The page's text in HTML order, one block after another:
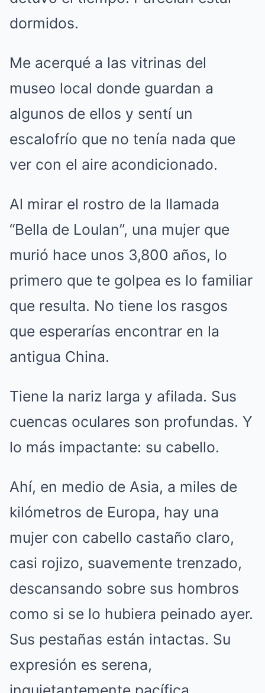
dormidos.
Me acerqué a las vitrinas del
museo local donde guardan a
algunos de ellos y sentí un
escalofrío que no tenía nada que
ver con el aire acondicionado.
Al mirar el rostro de la llamada
“Bella de Loulan”, una mujer que
murió hace unos 3,800 años, lo
primero que te golpea es lo familiar
que resulta. No tiene los rasgos
que esperarías encontrar en la
antigua China.
Tiene la nariz larga y afilada. Sus
cuencas oculares son profundas. Y
lo más impactante: su cabello.
Ahí, en medio de Asia, a miles de
kilómetros de Europa, hay una
mujer con cabello castaño claro,
casi rojizo, suavemente trenzado,
descansando sobre sus hombros
como si se lo hubiera peinado ayer.
Sus pestañas están intactas. Su
expresión es serena,